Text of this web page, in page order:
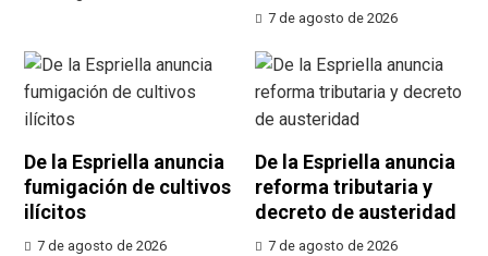
7 de agosto de 2026
De la Espriella anuncia
fumigación de cultivos
ilícitos
7 de agosto de 2026
De la Espriella anuncia
reforma tributaria y
decreto de austeridad
7 de agosto de 2026